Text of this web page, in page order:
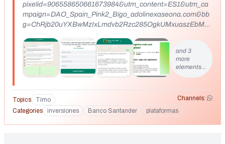
pixelid=906558650661673984&utm_content=ES1&utm_ca
mpaign=DAO_Spain_Pink2_Bigo_adolinexaseona.com&bb
g=ChRjb20uYXBwMzIxLmdvb2Rzc285OgkUMxuaszEbMz
xhyu3k7UXQXYfAAMBeRm3gfESgxADAXH5S0WTX5QM
&pixel_id=906558650661673984&dm=tk.mowell.tech
https://my.swisswealth.eu/platforms
and 3
more
elements…
Topics Timo
Channels:
Categories
inversiones Banco Santander plataformas